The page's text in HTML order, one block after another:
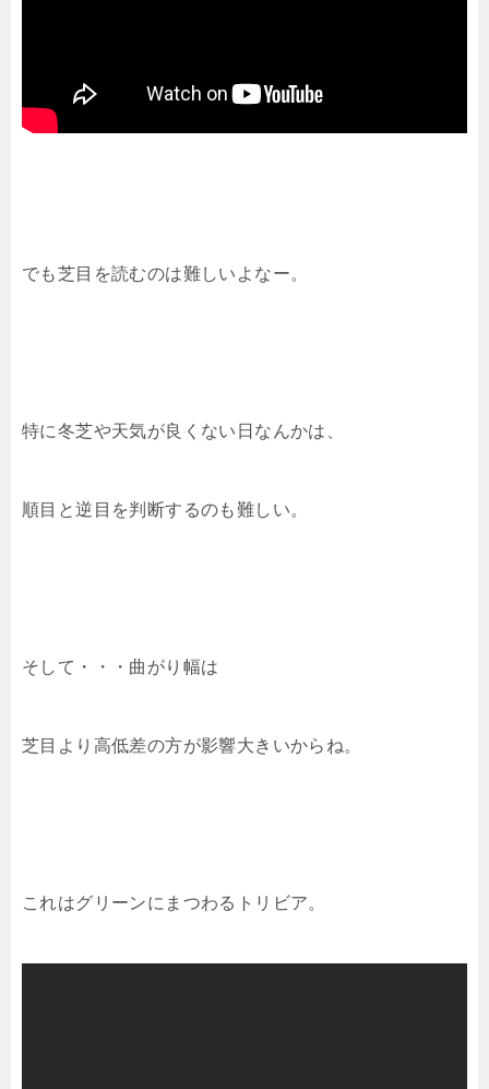
でも芝目を読むのは難しいよなー。
特に冬芝や天気が良くない日なんかは、
順目と逆目を判断するのも難しい。
そして・・・曲がり幅は
芝目より高低差の方が影響大きいからね。
これはグリーンにまつわるトリビア。